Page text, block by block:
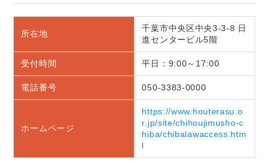
所在地
千葉市中央区中央3-3-8 日
進センタービル5階
受付時間 平日：9:00～17:00
電話番号 050-3383-0000
ホームページ
https://www.houterasu.o
r.jp/site/chihoujimusho-c
hiba/chibalawaccess.htm
l